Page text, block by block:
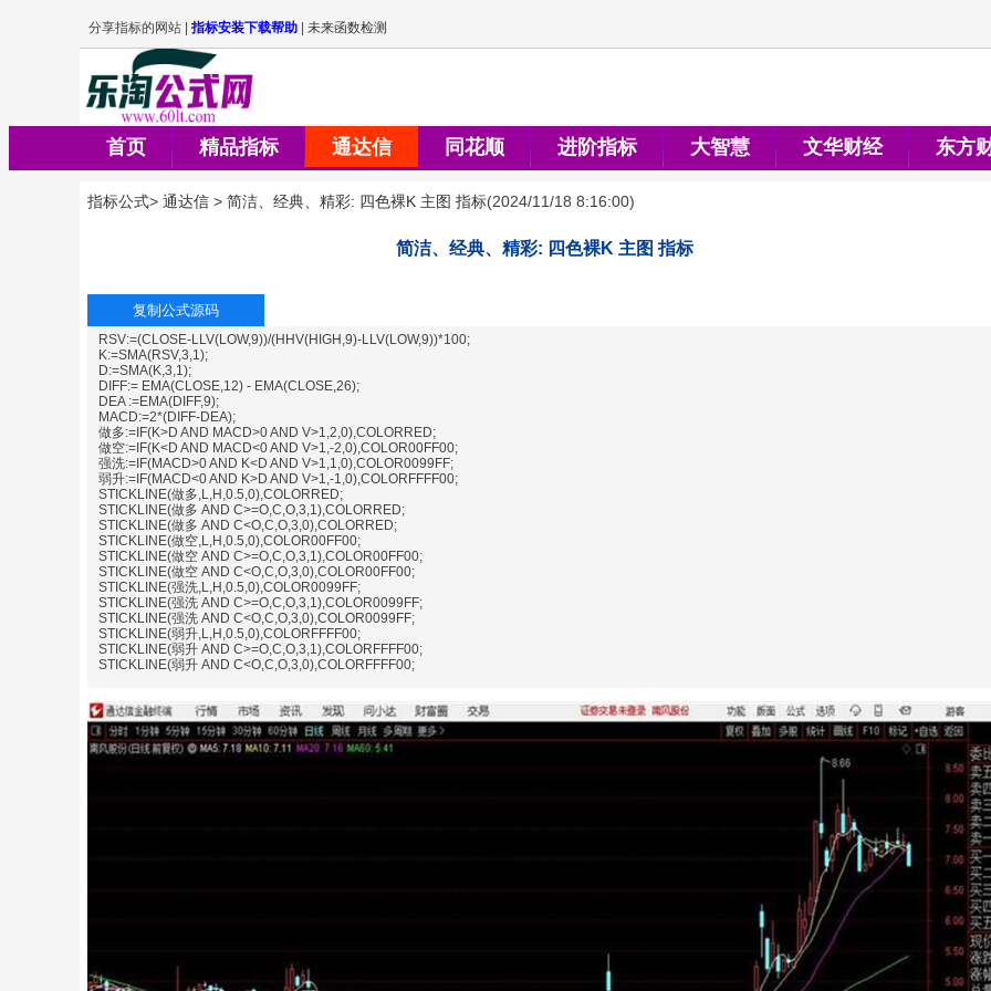
首页 精品指标 通达信 同花顺 进阶指标 大智慧 文华财经 东方
指标公式> 通达信 > 简洁、经典、精彩: 四色裸K 主图 指标(2024/11/18 8:16:00)
简洁、经典、精彩: 四色裸K 主图 指标
RSV:=(CLOSE-LLV(LOW,9))/(HHV(HIGH,9)-LLV(LOW,9))*100;
K:=SMA(RSV,3,1);
D:=SMA(K,3,1);
DIFF:= EMA(CLOSE,12) - EMA(CLOSE,26);
DEA :=EMA(DIFF,9);
MACD:=2*(DIFF-DEA);
做多:=IF(K>D AND MACD>0 AND V>1,2,0),COLORRED;
做空:=IF(K<D AND MACD<0 AND V>1,-2,0),COLOR00FF00;
强洗:=IF(MACD>0 AND K<D AND V>1,1,0),COLOR0099FF;
弱升:=IF(MACD<0 AND K>D AND V>1,-1,0),COLORFFFF00;
STICKLINE(做多,L,H,0.5,0),COLORRED;
STICKLINE(做多 AND C>=O,C,O,3,1),COLORRED;
STICKLINE(做多 AND C<O,C,O,3,0),COLORRED;
STICKLINE(做空,L,H,0.5,0),COLOR00FF00;
STICKLINE(做空 AND C>=O,C,O,3,1),COLOR00FF00;
STICKLINE(做空 AND C<O,C,O,3,0),COLOR00FF00;
STICKLINE(强洗,L,H,0.5,0),COLOR0099FF;
STICKLINE(强洗 AND C>=O,C,O,3,1),COLOR0099FF;
STICKLINE(强洗 AND C<O,C,O,3,0),COLOR0099FF;
STICKLINE(弱升,L,H,0.5,0),COLORFFFF00;
STICKLINE(弱升 AND C>=O,C,O,3,1),COLORFFFF00;
STICKLINE(弱升 AND C<O,C,O,3,0),COLORFFFF00;